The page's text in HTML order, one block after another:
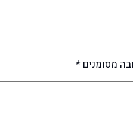
מסומנים *